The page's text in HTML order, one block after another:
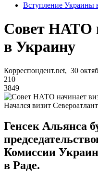
Вступление Украины
Совет НАТО
в Украину
Корреспондент.net, 30
210
3849
Начался визит
Генсек Альянса
Комиссии
в Раде.